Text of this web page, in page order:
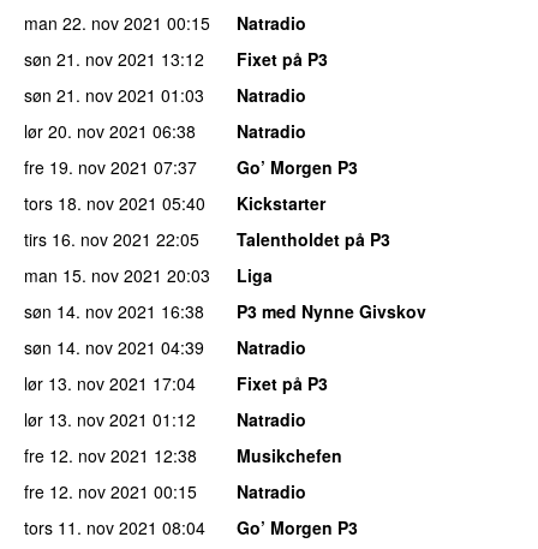
man 22. nov 2021 00:15
Natradio
søn 21. nov 2021 13:12
Fixet på P3
søn 21. nov 2021 01:03
Natradio
lør 20. nov 2021 06:38
Natradio
fre 19. nov 2021 07:37
Go’ Morgen P3
tors 18. nov 2021 05:40
Kickstarter
tirs 16. nov 2021 22:05
Talentholdet på P3
man 15. nov 2021 20:03
Liga
søn 14. nov 2021 16:38
P3 med Nynne Givskov
søn 14. nov 2021 04:39
Natradio
lør 13. nov 2021 17:04
Fixet på P3
lør 13. nov 2021 01:12
Natradio
fre 12. nov 2021 12:38
Musikchefen
fre 12. nov 2021 00:15
Natradio
tors 11. nov 2021 08:04
Go’ Morgen P3